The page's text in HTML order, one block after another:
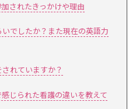
されたきっかけや理由
でしたか？また現在の英語力
れていますか？
じられた看護の違いを教えて